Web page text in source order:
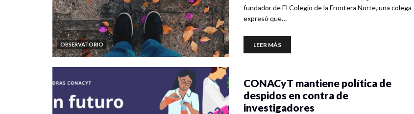
OBSERVATORIO
fundador de El Colegio de la Frontera Norte, una colega
expresó que…
LEER MÁS
CONACyT mantiene política de
despidos en contra de
investigadores